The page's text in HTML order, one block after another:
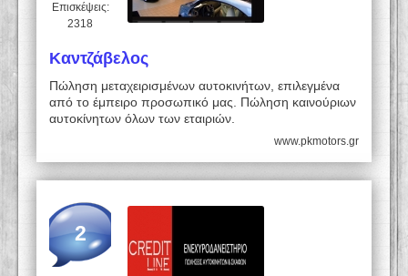
Επισκέψεις:
2318
Καντζάβελος
Πώληση μεταχειρισμένων αυτοκινήτων, επιλεγμένα
από το έμπειρο προσωπικό μας. Πώληση καινούριων
αυτοκίνητων όλων των εταιριών.
www.pkmotors.gr
2